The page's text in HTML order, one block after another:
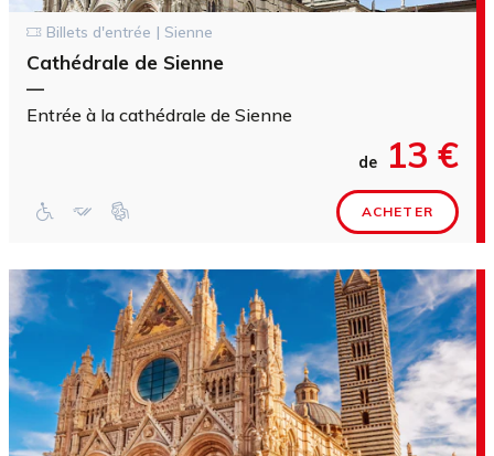
Billets d'entrée | Sienne
Cathédrale de Sienne
—
Entrée à la cathédrale de Sienne
de 13 €
ACHETER